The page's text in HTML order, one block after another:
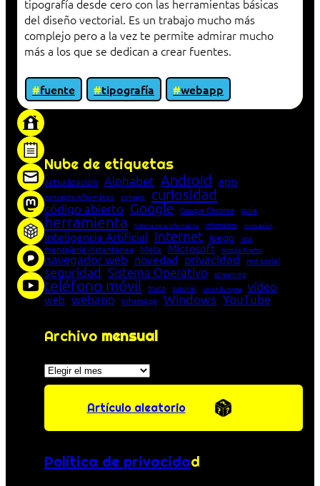
tipografía desde cero con las herramientas básicas
del diseño vectorial. Es un trabajo mucho más
complejo pero a la vez te permite admirar mucho
más a los que se dedican a crear fuentes.
fuente tipografía
webapp
Nube de etiquetas
actualización Alphabet Android app
concepto informático consejo curiosidad
código abierto Google Google Chrome guía
herramienta historia de la Informática Informática innovación
Inteligencia Artificial Internet juego lista
mensajería instantánea Meta Microsoft Mozilla Firefox
navegador web novedad privacidad red social
seguridad Sistema Operativo streaming
teléfono móvil truco tutorial Unión Europea vídeo
web webapp WhatsApp Windows YouTube
Archivo mensual
Archivos
Artículo aleatorio
Política de privacidad